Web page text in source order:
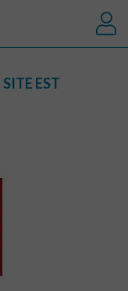
EST